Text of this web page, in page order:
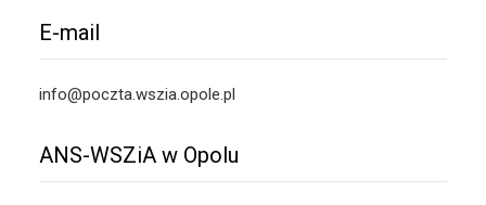
E-mail
info@poczta.wszia.opole.pl
ANS-WSZiA w Opolu